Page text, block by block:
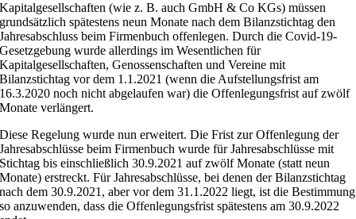
Kapitalgesellschaften (wie z. B. auch GmbH & Co KGs) müssen
grundsätzlich spätestens neun Monate nach dem Bilanzstichtag den
Jahresabschluss beim Firmenbuch offenlegen. Durch die Covid-19-
Gesetzgebung wurde allerdings im Wesentlichen für
Kapitalgesellschaften, Genossenschaften und Vereine mit
Bilanzstichtag vor dem 1.1.2021 (wenn die Aufstellungsfrist am
16.3.2020 noch nicht abgelaufen war) die Offenlegungsfrist auf zwölf
Monate verlängert.
Diese Regelung wurde nun erweitert. Die Frist zur Offenlegung der
Jahresabschlüsse beim Firmenbuch wurde für Jahresabschlüsse mit
Stichtag bis einschließlich 30.9.2021 auf zwölf Monate (statt neun
Monate) erstreckt. Für Jahresabschlüsse, bei denen der Bilanzstichtag
nach dem 30.9.2021, aber vor dem 31.1.2022 liegt, ist die Bestimmung
so anzuwenden, dass die Offenlegungsfrist spätestens am 30.9.2022